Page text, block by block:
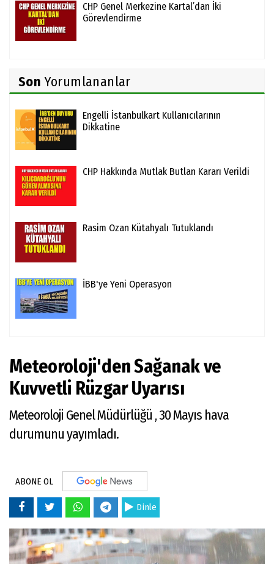
CHP Genel Merkezine Kartal’dan İki
Görevlendirme
Son Yorumlananlar
Engelli İstanbulkart Kullanıcılarının
Dikkatine
CHP Hakkında Mutlak Butlan Kararı Verildi
Rasim Ozan Kütahyalı Tutuklandı
İBB'ye Yeni Operasyon
Meteoroloji'den Sağanak ve
Kuvvetli Rüzgar Uyarısı
Meteoroloji Genel Müdürlüğü , 30 Mayıs hava
durumunu yayımladı.
ABONE OL
Dinle